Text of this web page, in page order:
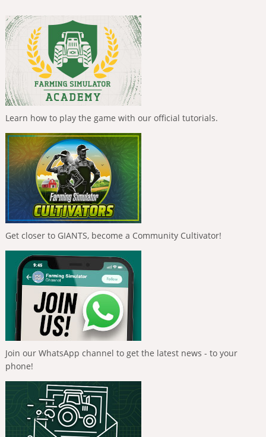
Learn how to play the game with our official tutorials.
Get closer to GIANTS, become a Community Cultivator!
Join our WhatsApp channel to get the latest news - to your
phone!